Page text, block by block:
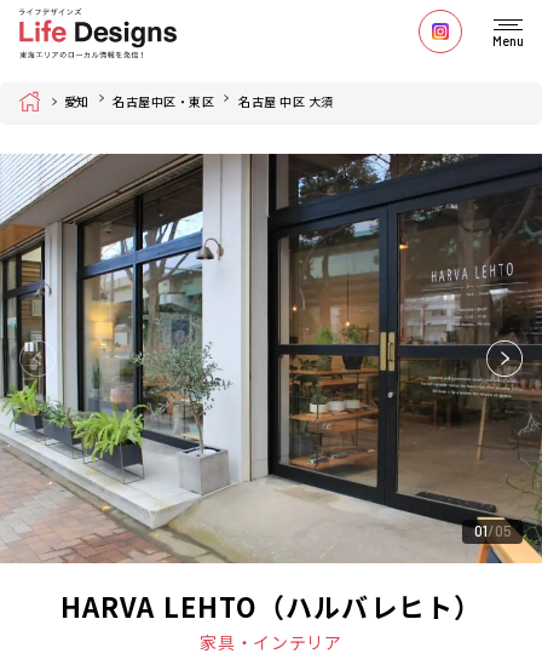
Menu
Home 愛知 名古屋中区・東区 名古屋 中区 大須
01 05
HARVA LEHTO（ハルバレヒト）
家具・インテリア